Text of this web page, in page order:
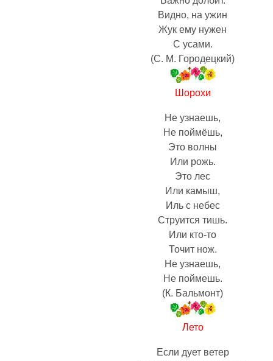
Видно, на ужин
Жук ему нужен
С усами.
(С. М. Городецкий)
Шорохи
Не узнаешь,
Не поймёшь,
Это волны
Или рожь.
Это лес
Или камыш,
Иль с небес
Струится тишь.
Или кто-то
Точит нож.
Не узнаешь,
Не поймешь.
(К. Бальмонт)
Лето
Если дует ветер